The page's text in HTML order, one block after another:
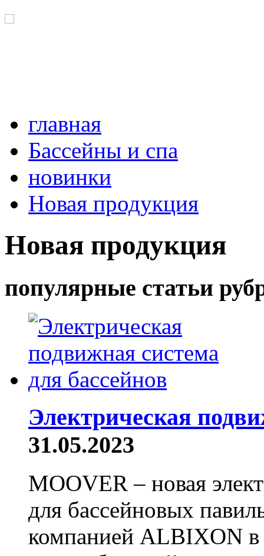
главная
Бассейны и спа
новинки
Новая продукция
Новая продукция
популярные статьи
Электрическая
31.05.2023
MOOVER – новая
для бассейновых
компанией ALBIXON в